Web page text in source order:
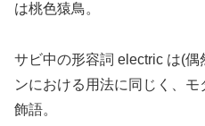
は桃色猿鳥。
サビ中の形容詞 electric は(偶
ンにおける用法に同じく、
飾語。